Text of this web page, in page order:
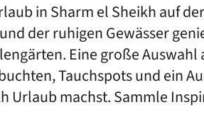
in Sharm el Sheikh auf
der ruhigen Gewässer
Eine große
Tauchspots und ein
Urlaub machst. Sammle